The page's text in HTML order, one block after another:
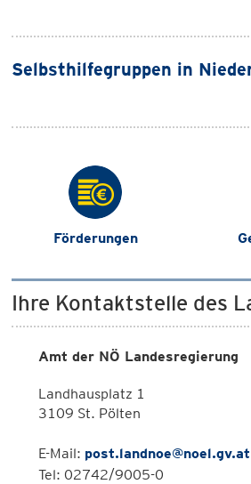
Selbsthilfegruppen in
Förderungen
Ihre Kontaktstelle des
Amt der NÖ Landesregierung
Landhausplatz 1
3109 St. Pölten
E-Mail: post.landnoe@noel.gv.at
Tel: 02742/9005-0